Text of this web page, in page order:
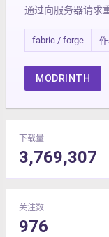
通过向服务器请求
fabric / forge
MODRINTH
下载量
3,769,307
关注数
976